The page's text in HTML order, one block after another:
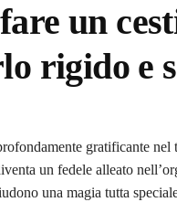
un
rigido e
gratificante
un fedele alleato
una magia tutta